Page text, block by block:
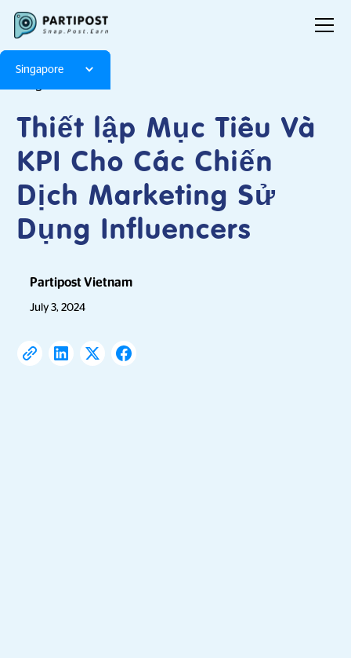
Singapore
Thiết lập Mục Tiêu Và
KPI Cho Các Chiến
Dịch Marketing Sử
Dụng Influencers
Partipost Vietnam
July 3, 2024